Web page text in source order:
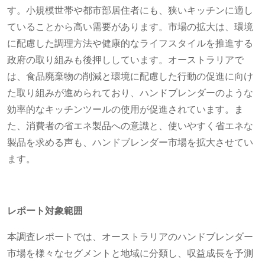
す。小規模世帯や都市部居住者にも、狭いキッチンに適し
ていることから高い需要があります。市場の拡大は、環境
に配慮した調理方法や健康的なライフスタイルを推進する
政府の取り組みも後押ししています。オーストラリアで
は、食品廃棄物の削減と環境に配慮した行動の促進に向け
た取り組みが進められており、ハンドブレンダーのような
効率的なキッチンツールの使用が促進されています。ま
た、消費者の省エネ製品への意識と、使いやすく省エネな
製品を求める声も、ハンドブレンダー市場を拡大させてい
ます。
レポート対象範囲
本調査レポートでは、オーストラリアのハンドブレンダー
市場を様々なセグメントと地域に分類し、収益成長を予測